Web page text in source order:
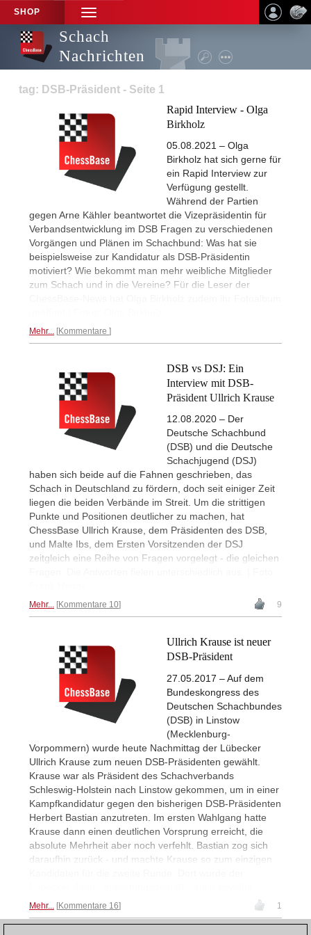
SHOP
TOGGLE
NAVIGATION
Schach
Nachrichten
tag: DSB-Präsident - Seite 1
Rapid Interview - Olga
Birkholz
05.08.2021 – Olga
Birkholz hat sich gerne für
ein Rapid Interview zur
Verfügung gestellt.
Während der Partien
gegen Arne Kähler beantwortet die Vizepräsidentin für
Verbandsentwicklung im DSB Fragen zu verschiedenen
Vorgängen und Plänen im Schachbund: Was hat sie
beispielsweise zur Kandidatur als DSB-Präsidentin
motiviert? Wie bekommt man mehr weibliche Mitglieder
zum Schach und in die Vereine? Für die Leser der
Mehr... Kommentare
DSB vs DSJ: Ein
Interview mit DSB-
Präsident Ullrich Krause
12.08.2020 – Der
Deutsche Schachbund
(DSB) und die Deutsche
Schachjugend (DSJ)
haben sich beide auf die Fahnen geschrieben, das
Schach in Deutschland zu fördern, doch seit einiger Zeit
liegen die beiden Verbände im Streit. Um die strittigen
Punkte und Positionen deutlicher zu machen, hat
ChessBase Ullrich Krause, dem Präsidenten des DSB,
und Malte Ibs, dem Ersten Vorsitzenden der DSJ
zeitgleich eine Reihe von Fragen vorgelegt - die gleichen
Mehr... Kommentare 10 9
Ullrich Krause ist neuer
DSB-Präsident
27.05.2017 – Auf dem
Bundeskongress des
Deutschen Schachbundes
(DSB) in Linstow
(Mecklenburg-
Vorpommern) wurde heute Nachmittag der Lübecker
Ullrich Krause zum neuen DSB-Präsidenten gewählt.
Krause war als Präsident des Schachverbands
Schleswig-Holstein nach Linstow gekommen, um in einer
Kampfkandidatur gegen den bisherigen DSB-Präsidenten
Herbert Bastian anzutreten. Im ersten Wahlgang hatte
Krause dann einen deutlichen Vorsprung erreicht, die
absolute Mehrheit aber noch verfehlt. Bastian zog sich
daraufhin zurück - und machte Krause so zum einzigen
Mehr... Kommentare 16 1